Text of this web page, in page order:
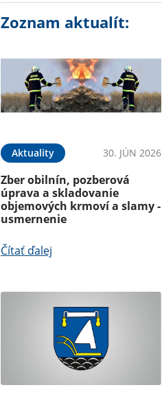
Zoznam aktualít:
Aktuality 30. JÚN 2026
Zber obilnín, pozberová
úprava a skladovanie
objemových krmoví a slamy -
usmernenie
Čítať ďalej